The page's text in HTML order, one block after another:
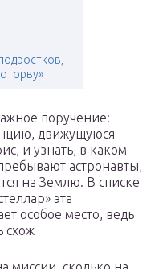
поручение:
движущуюся
и узнать, в каком
астронавты,
на Землю. В списке
эта
особое место, ведь
схож